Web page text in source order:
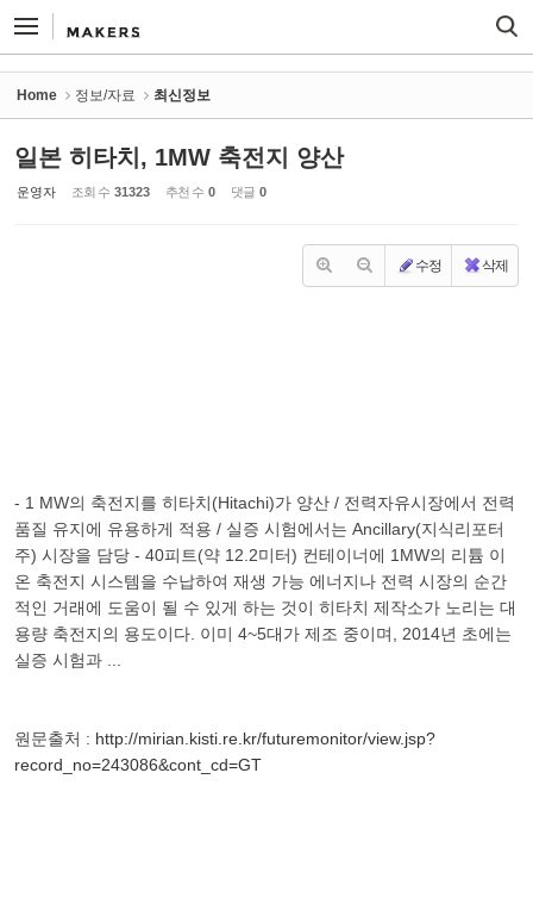
Home 정보/자료 최신정보
일본 히타치, 1MW 축전지 양산
운영자 조회 수 31323 추천 수 0 댓글 0
수정 삭제
- 1 MW의 축전지를 히타치(Hitachi)가 양산 / 전력자유시장에서 전력
품질 유지에 유용하게 적용 / 실증 시험에서는 Ancillary(지식리포터
주) 시장을 담당 - 40피트(약 12.2미터) 컨테이너에 1MW의 리튬 이
온 축전지 시스템을 수납하여 재생 가능 에너지나 전력 시장의 순간
적인 거래에 도움이 될 수 있게 하는 것이 히타치 제작소가 노리는 대
용량 축전지의 용도이다. 이미 4~5대가 제조 중이며, 2014년 초에는
실증 시험과 ...
원문출처 : http://mirian.kisti.re.kr/futuremonitor/view.jsp?
record_no=243086&cont_cd=GT